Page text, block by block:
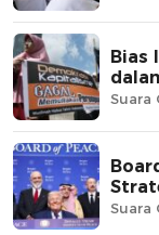
Bias
Suara
Suara